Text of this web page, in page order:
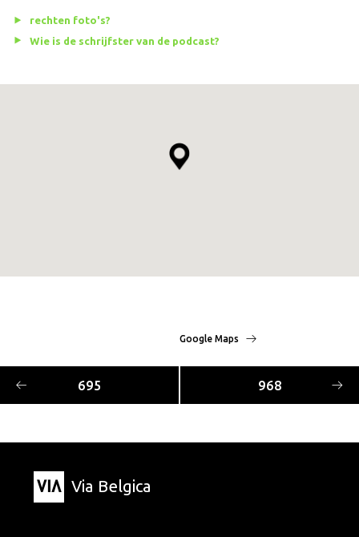
rechten foto's?
Wie is de schrijfster van de podcast?
Google Maps
695 968
Via Belgica